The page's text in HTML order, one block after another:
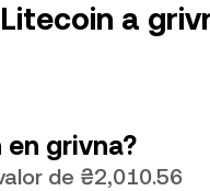
a
grivna?
de ₴2,010.56